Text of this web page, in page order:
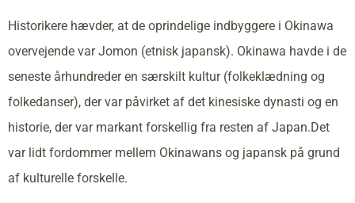
Historikere hævder, at de oprindelige indbyggere i Okinawa
overvejende var Jomon (etnisk japansk). Okinawa havde i de
seneste århundreder en særskilt kultur (folkeklædning og
folkedanser), der var påvirket af det kinesiske dynasti og en
historie, der var markant forskellig fra resten af Japan.Det
var lidt fordommer mellem Okinawans og japansk på grund
af kulturelle forskelle.